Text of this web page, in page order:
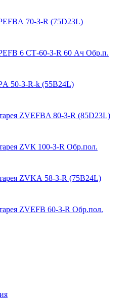
70-З-R (75D23L)
6 СТ-60-З-R 60 Ач Обр.п.
50-З-R-k (55B24L)
ZVEFBA 80-З-R (85D23L)
ZVК 100-З-R Обр.пол.
ZVKА 58-З-R (75B24L)
ZVEFB 60-З-R Обр.пол.